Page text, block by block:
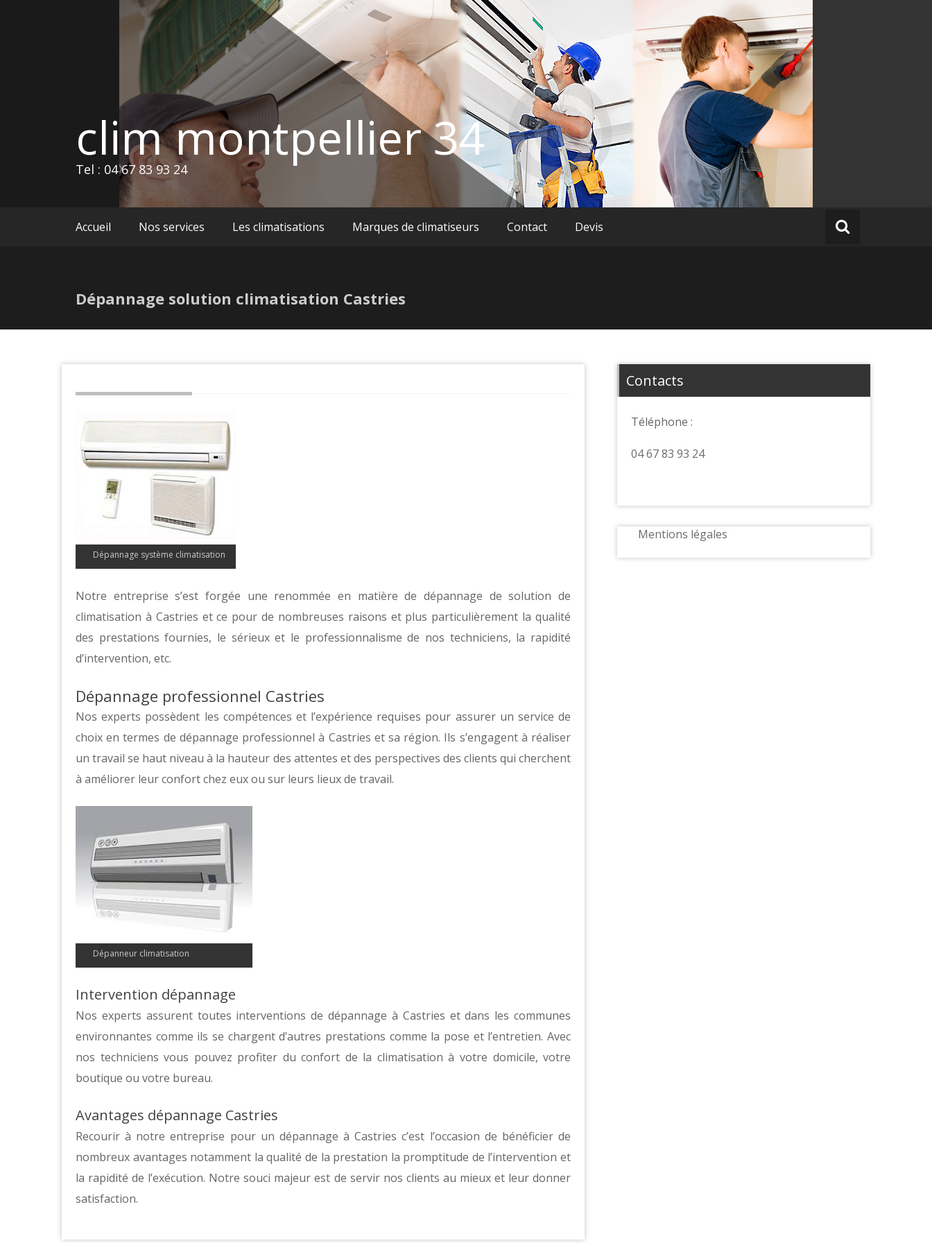
clim montpellier 34
Tel : 04 67 83 93 24
Accueil Nos services Les climatisations Marques de climatiseurs Contact Devis
Dépannage solution climatisation Castries
Dépannage système climatisation
Notre entreprise s’est forgée une renommée en matière de dépannage de solution de
climatisation à Castries et ce pour de nombreuses raisons et plus particulièrement la qualité
des prestations fournies, le sérieux et le professionnalisme de nos techniciens, la rapidité
d’intervention, etc.
Dépannage professionnel Castries
Nos experts possèdent les compétences et l’expérience requises pour assurer un service de
choix en termes de dépannage professionnel à Castries et sa région. Ils s’engagent à réaliser
un travail se haut niveau à la hauteur des attentes et des perspectives des clients qui cherchent
à améliorer leur confort chez eux ou sur leurs lieux de travail.
Dépanneur climatisation
Intervention dépannage
Nos experts assurent toutes interventions de dépannage à Castries et dans les communes
environnantes comme ils se chargent d’autres prestations comme la pose et l’entretien. Avec
nos techniciens vous pouvez profiter du confort de la climatisation à votre domicile, votre
boutique ou votre bureau.
Avantages dépannage Castries
Recourir à notre entreprise pour un dépannage à Castries c’est l’occasion de bénéficier de
nombreux avantages notamment la qualité de la prestation la promptitude de l’intervention et
la rapidité de l’exécution. Notre souci majeur est de servir nos clients au mieux et leur donner
satisfaction.
Contacts
Téléphone :
04 67 83 93 24
Mentions légales